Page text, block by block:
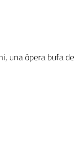
una ópera bufa de